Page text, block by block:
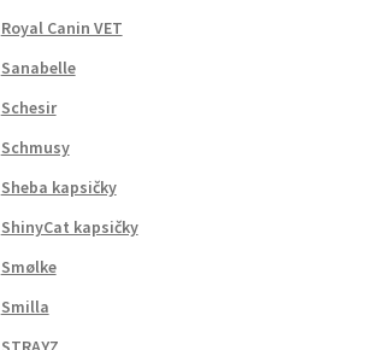
Royal Canin VET
Sanabelle
Schesir
Schmusy
Sheba kapsičky
ShinyCat kapsičky
Smølke
Smilla